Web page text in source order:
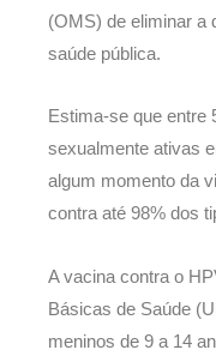
(OMS) de eliminar a
saúde pública.
Estima-se que entre
sexualmente ativas
algum momento da
contra até 98% dos
A vacina contra o
Básicas de Saúde
meninos de 9 a 14